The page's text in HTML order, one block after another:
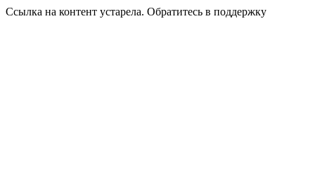
Ссылка на контент устарела. Обратитесь в поддержку